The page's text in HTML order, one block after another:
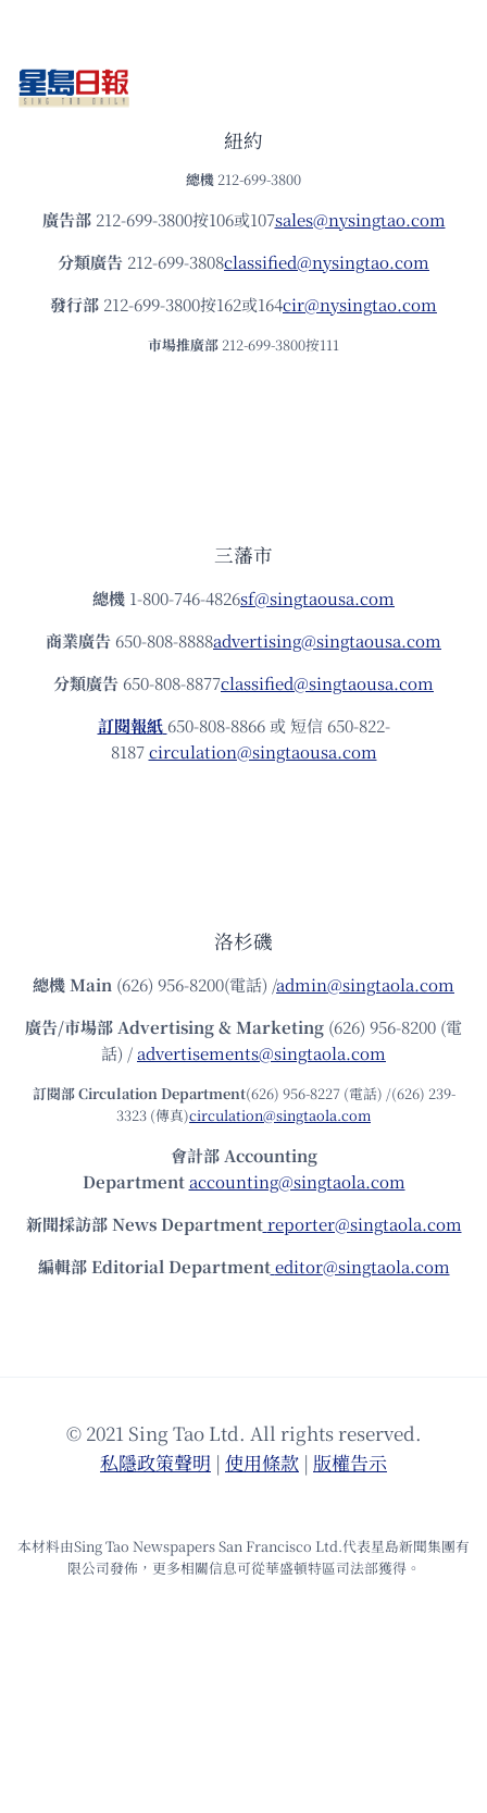
紐約
總機 212-699-3800
廣告部212-699-3800按106或107sales@nysingtao.com
分類廣告 212-699-3808classified@nysingtao.com
發⾏部 212-699-3800按162或164cir@nysingtao.com
市場推廣部 212-699-3800按111
三藩市
總機 1-800-746-4826sf@singtaousa.com
商業廣告 650-808-8888advertising@singtaousa.com
分類廣告 650-808-8877classified@singtaousa.com
訂閱報紙 650-808-8866 或 短信 650-822-
8187circulation@singtaousa.com
洛杉磯
總機Main (626) 956-8200(電話) /admin@singtaola.com
廣告/市場部Advertising & Marketing (626) 956-8200 (電
話) /advertisements@singtaola.com
訂閱部 Circulation Department(626) 956-8227 (電話) /(626) 239-
3323 (傳真)circulation@singtaola.com
會計部 Accounting
Department accounting@singtaola.com
新聞採訪部 News Department reporter@singtaola.com
編輯部 Editorial Department editor@singtaola.com
© 2021 Sing Tao Ltd. All rights reserved.
私隱政策聲明 | 使⽤條款 | 版權告⽰
本材料由Sing Tao Newspapers San Francisco Ltd.代表星島新聞集團有
限公司發佈，更多相關信息可從華盛頓特區司法部獲得。